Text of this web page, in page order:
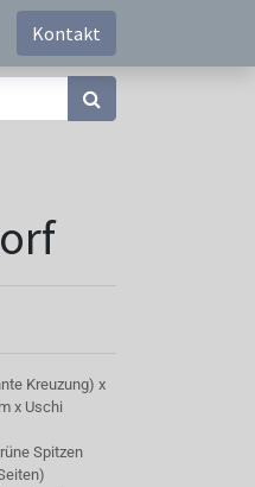
Kontakt
Kreuzung) x
x Uschi
Spitzen